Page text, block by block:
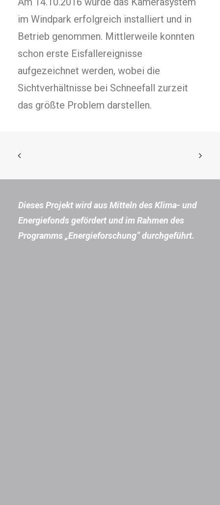
im Windpark erfolgreich installiert und in
Betrieb genommen. Mittlerweile konnten
schon erste Eisfallereignisse
aufgezeichnet werden, wobei die
Sichtverhältnisse bei Schneefall zurzeit
das größte Problem darstellen.
Dieses Projekt wird aus Mitteln des Klima- und
Energiefonds gefördert und im Rahmen des
Programms „Energieforschung“ durchgeführt.